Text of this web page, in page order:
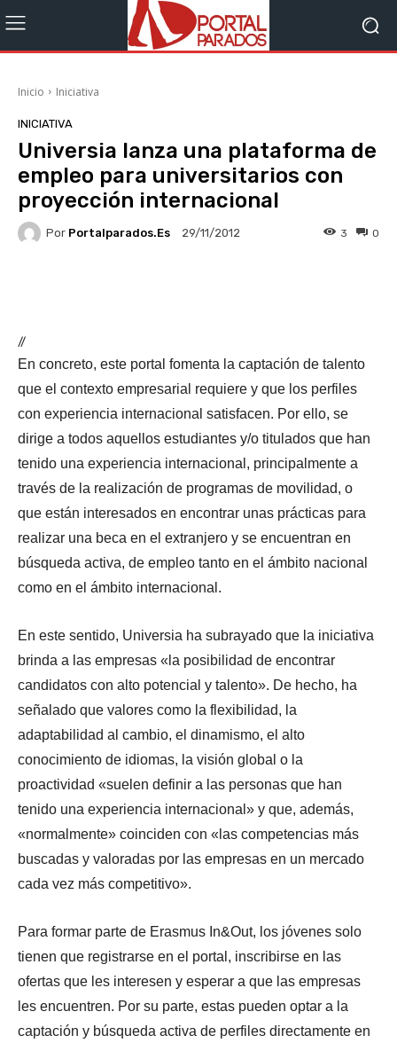
Inicio Iniciativa
INICIATIVA
Universia lanza una plataforma de
empleo para universitarios con
proyección internacional
Por Portalparados.es 29/11/2012 0
3
//
En concreto, este portal fomenta la captación de talento
que el contexto empresarial requiere y que los perfiles
con experiencia internacional satisfacen. Por ello, se
dirige a todos aquellos estudiantes y/o titulados que han
tenido una experiencia internacional, principalmente a
través de la realización de programas de movilidad, o
que están interesados en encontrar unas prácticas para
realizar una beca en el extranjero y se encuentran en
búsqueda activa, de empleo tanto en el ámbito nacional
como en el ámbito internacional.
En este sentido, Universia ha subrayado que la iniciativa
brinda a las empresas «la posibilidad de encontrar
candidatos con alto potencial y talento». De hecho, ha
señalado que valores como la flexibilidad, la
adaptabilidad al cambio, el dinamismo, el alto
conocimiento de idiomas, la visión global o la
proactividad «suelen definir a las personas que han
tenido una experiencia internacional» y que, además,
«normalmente» coinciden con «las competencias más
buscadas y valoradas por las empresas en un mercado
cada vez más competitivo».
Para formar parte de Erasmus In&Out, los jóvenes solo
tienen que registrarse en el portal, inscribirse en las
ofertas que les interesen y esperar a que las empresas
les encuentren. Por su parte, estas pueden optar a la
captación y búsqueda activa de perfiles directamente en